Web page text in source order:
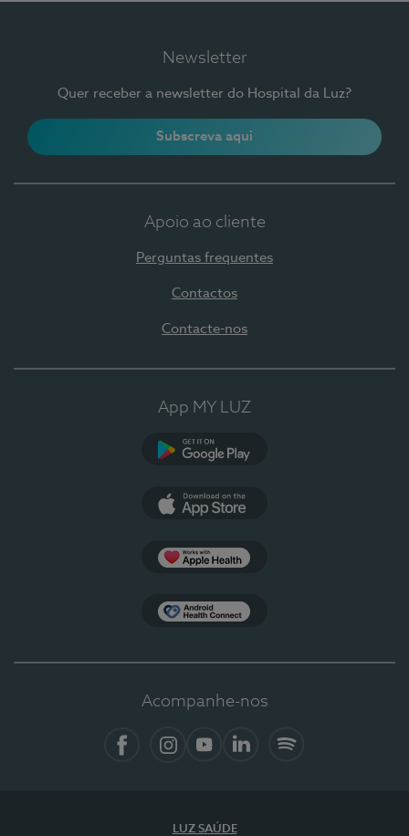
Newsletter
Quer receber a newsletter do Hospital da Luz?
Subscreva aqui
Apoio ao cliente
Perguntas frequentes
Contactos
Contacte-nos
App MY LUZ
Acompanhe-nos
LUZ SAÚDE